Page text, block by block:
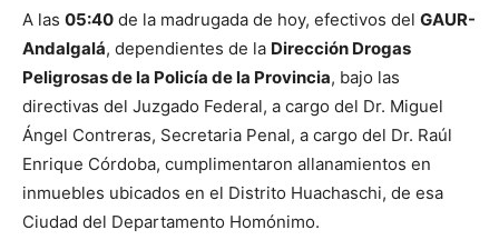
A las 05:40 de la madrugada de hoy, efectivos del GAUR-
Andalgalá, dependientes de la Dirección Drogas
Peligrosas de la Policía de la Provincia, bajo las
directivas del Juzgado Federal, a cargo del Dr. Miguel
Ángel Contreras, Secretaria Penal, a cargo del Dr. Raúl
Enrique Córdoba, cumplimentaron allanamientos en
inmuebles ubicados en el Distrito Huachaschi, de esa
Ciudad del Departamento Homónimo.